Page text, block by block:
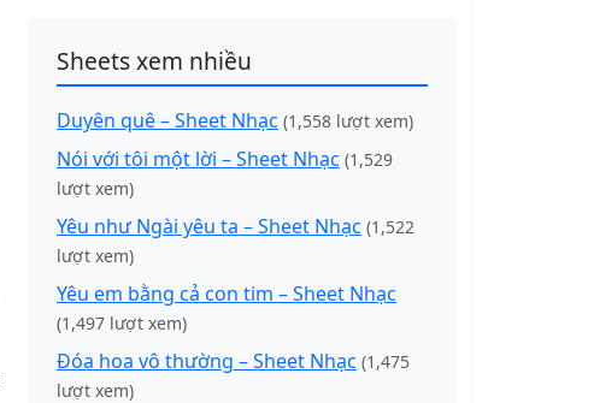
Sheets xem nhiều
Duyên quê – Sheet Nhạc (1,558 lượt xem)
Nói với tôi một lời – Sheet Nhạc (1,529
lượt xem)
Yêu như Ngài yêu ta – Sheet Nhạc (1,522
lượt xem)
Yêu em bằng cả con tim – Sheet Nhạc
(1,497 lượt xem)
Đóa hoa vô thường – Sheet Nhạc (1,475
lượt xem)